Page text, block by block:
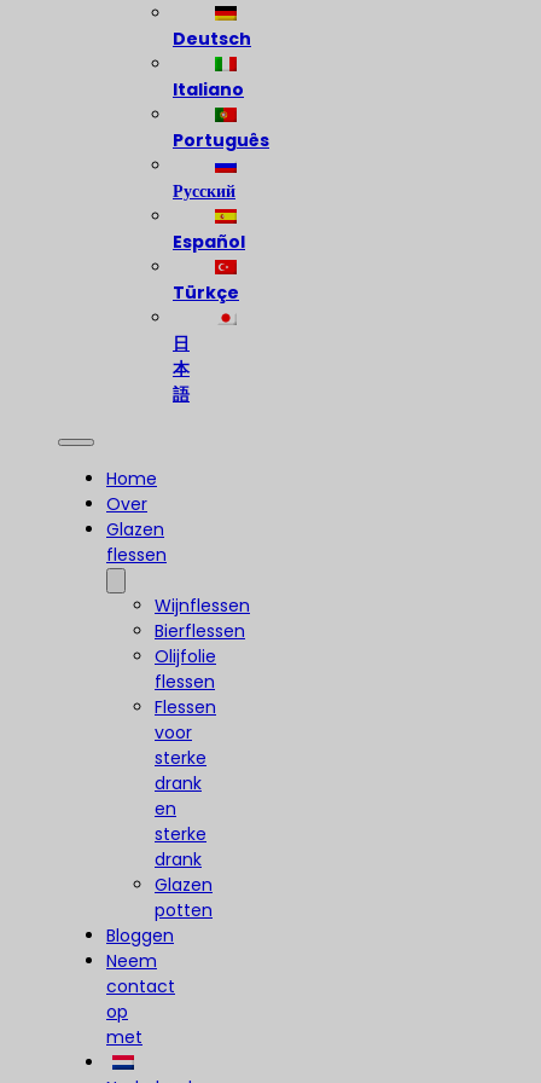
Deutsch
Italiano
Português
Русский
Español
Türkçe
日
本
語
Home
Over
Glazen
flessen
Wijnflessen
Bierflessen
Olijfolie
flessen
Flessen
voor
sterke
drank
en
sterke
drank
Glazen
potten
Bloggen
Neem
contact
op
met